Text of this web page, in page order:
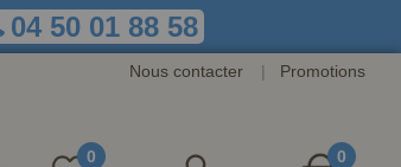
04 50 01 88 58
Nous contacter | Promotions
0 0